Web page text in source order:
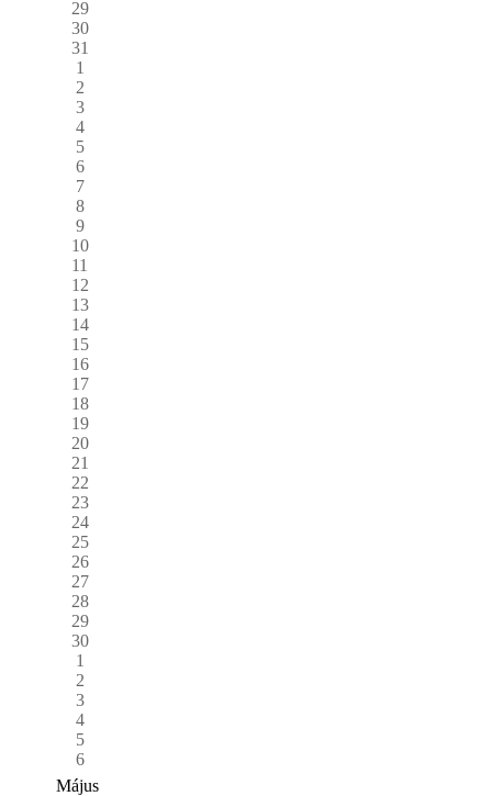
29
30
31
1
2
3
4
5
6
7
8
9
10
11
12
13
14
15
16
17
18
19
20
21
22
23
24
25
26
27
28
29
30
1
2
3
4
5
6
Május